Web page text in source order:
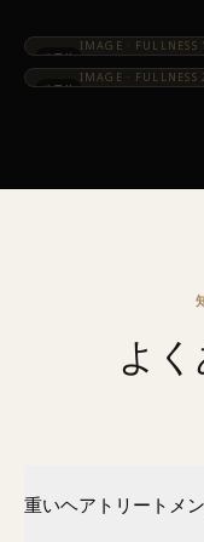
使用前
IMAGE · FULLNESS 1
使用前
IMAGE · FULLNESS
よく
重いヘアトリートメ